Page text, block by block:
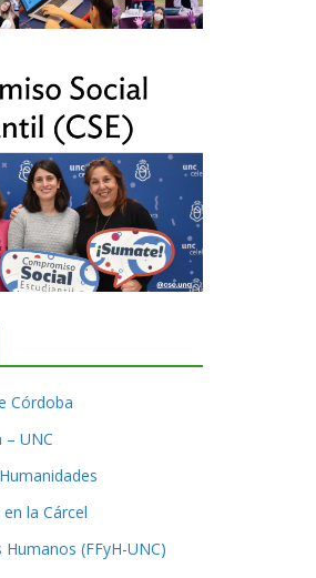
Córdoba
– UNC
la Cárcel
(FFyH-UNC)